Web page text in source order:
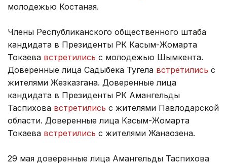
молодежью Костаная.
Члены Республиканского общественного штаба
кандидата в Президенты РК Касым-Жомарта
Токаева встретились с молодежью Шымкента.
Доверенные лица Садыбека Тугела встретились с
жителями Жезказгана. Доверенные лица
кандидата в Президенты РК Амангельды
Таспихова встретились с жителями Павлодарской
области. Доверенные лица Касым-Жомарта
Токаева встретились с жителями Жанаозена.
29 мая доверенные лица Амангельды Таспихова